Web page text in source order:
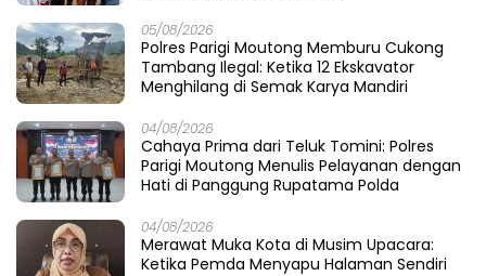
05/08/2026
Polres Parigi Moutong Memburu Cukong
Tambang Ilegal: Ketika 12 Ekskavator
Menghilang di Semak Karya Mandiri
04/08/2026
Cahaya Prima dari Teluk Tomini: Polres
Parigi Moutong Menulis Pelayanan dengan
Hati di Panggung Rupatama Polda
04/08/2026
Merawat Muka Kota di Musim Upacara:
Ketika Pemda Menyapu Halaman Sendiri